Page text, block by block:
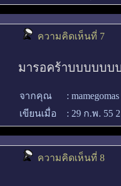
ความคิดเห็นที่ 7
มารอคร้าบบบบบบ
จากคุณ : mamegomas
เขียนเมื่อ
: 29 ก.พ. 55
ความคิดเห็นที่ 8